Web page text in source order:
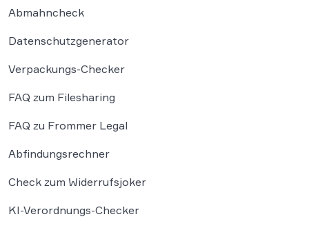
Abmahncheck
Datenschutzgenerator
Verpackungs-Checker
FAQ zum Filesharing
FAQ zu Frommer Legal
Abfindungsrechner
Check zum Widerrufsjoker
KI-Verordnungs-Checker